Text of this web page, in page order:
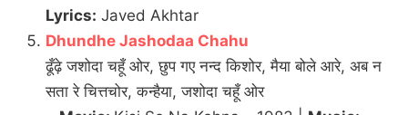
Lyrics: Javed Akhtar
Dhundhe Jashodaa Chahu
ढूँढ़े जशोदा चहूँ ओर, छुप गए नन्द किशोर, मैया बोले आरे, अब न
सता रे चित्तचोर, कन्हैया, जशोदा चहूँ ओर